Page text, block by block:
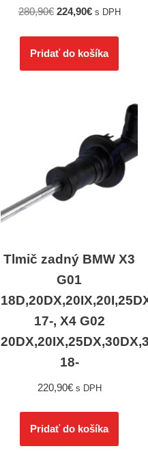
280,90€ 224,90€ s DPH
Pridať do košíka
Tlmič zadný BMW X3
G01
17-, X4 G02
18-
220,90€ s DPH
Pridať do košíka